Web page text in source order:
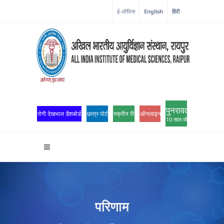
ई-ऑफिस English हिंदी
रोगी देखभाल डैशबोर्ड छात्र पोर्टल स्क्रीन रीडर एक्सेसऑनलाइन ओपीडी पंजीकरण
पुनरावर्तन
10 साल की उत्कृष्टता
परिणाम